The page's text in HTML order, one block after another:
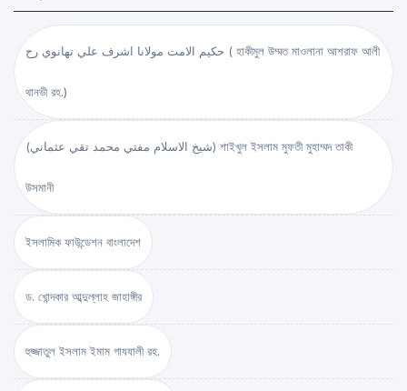
حكيم الامت مولانا اشرف علي تهانوي رح ( হাকীমুল উম্মত মাওলানা আশরাফ আলী
থানভী রহ.)
(شيخ الاسلام مفتي محمد تقي عثماني) শাইখুল ইসলাম মুফতী মুহাম্মদ তাকী
উসমানী
ইসলামিক ফাউন্ডেশন বাংলাদেশ
ড. খোন্দকার আব্দুল্লাহ জাহাঙ্গীর
হুজ্জাতুল ইসলাম ইমাম গাযযালী রহ.